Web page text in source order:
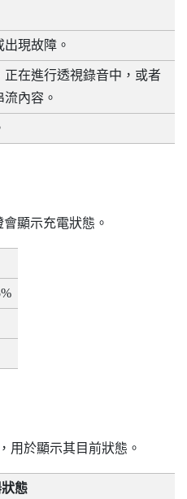
現故障。
正在進行透視錄音中，或者
內容。
顯示充電狀態。
用於顯示其目前狀態。
態